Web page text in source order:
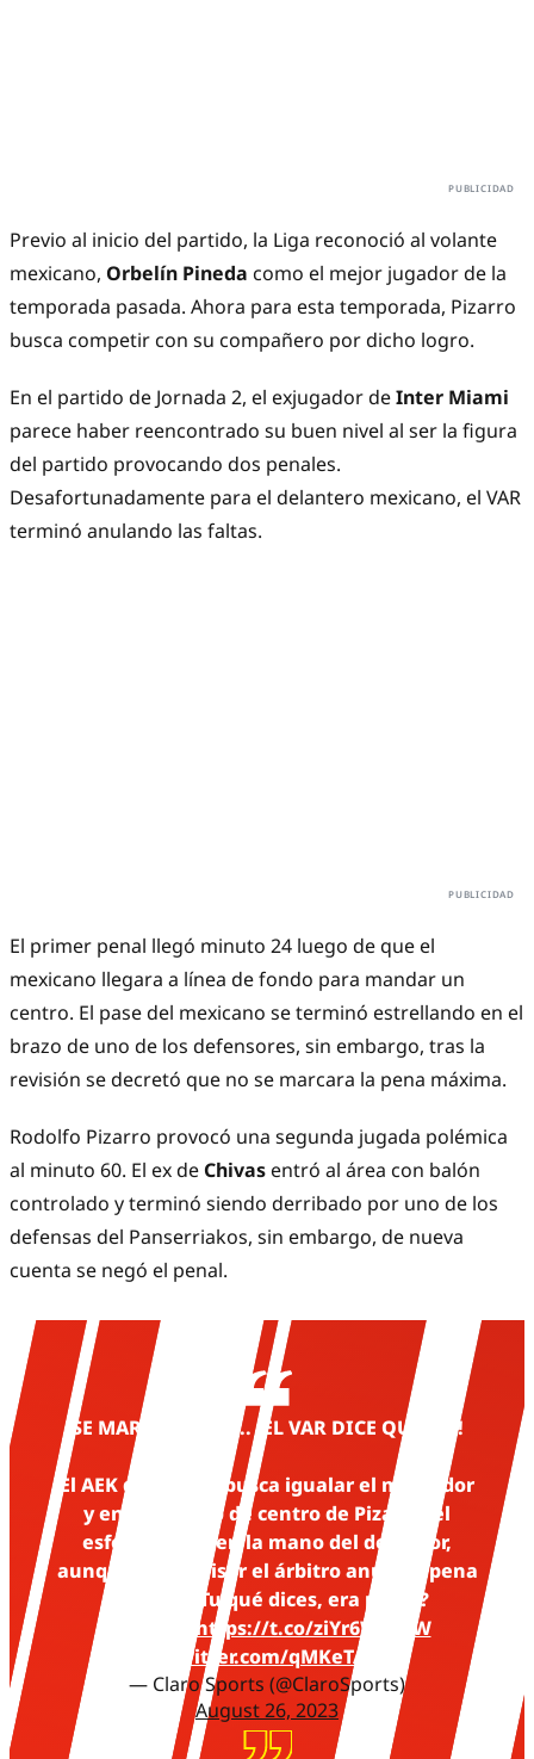
Previo al inicio del partido, la Liga reconoció al volante
mexicano, Orbelín Pineda como el mejor jugador de la
temporada pasada. Ahora para esta temporada, Pizarro
busca competir con su compañero por dicho logro.
En el partido de Jornada 2, el exjugador deInter Miami
parece haber reencontrado su buen nivel al ser la figura
del partido provocando dos penales.
Desafortunadamente para el delantero mexicano, el VAR
terminó anulando las faltas.
El primer penal llegó minuto 24 luego de que el
mexicano llegara a línea de fondo para mandar un
centro. El pase del mexicano se terminó estrellando en el
brazo de uno de los defensores, sin embargo, tras la
revisión se decretó que no se marcara la pena máxima.
Rodolfo Pizarro provocó una segunda jugada polémica
al minuto 60. El ex de Chivas entró al área con balón
controlado y terminó siendo derribado por uno de los
defensas del Panserriakos, sin embargo, de nueva
cuenta se negó el penal.
SE MARCA PENAL... ¡EL VAR DICE QUE NO!
El AEK de Atenas busca igualar el marcador
y en el intento de centro de Pizarro, el
esférico pega en la mano del defensor,
aunque tras revisar el árbitro anula la pena
máxima ¿Tu qué dices, era penal?
https://t.co/ziYr6WLdFW
pic.twitter.com/qMKeTAyFiJ
— Claro Sports (@ClaroSports)
August 26, 2023